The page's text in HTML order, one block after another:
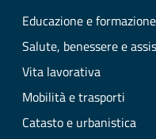
Educazione e formazione
Salute, benessere e
Vita lavorativa
Mobilità e trasporti
Catasto e urbanistica